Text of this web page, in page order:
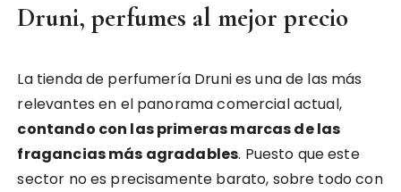
Druni, perfumes al mejor precio
La tienda de perfumería Druni es una de las más
relevantes en el panorama comercial actual,
contando con las primeras marcas de las
fragancias más agradables. Puesto que este
sector no es precisamente barato, sobre todo con